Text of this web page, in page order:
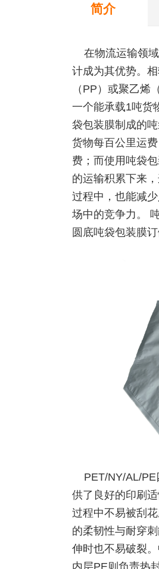
简介
在物流运输领域
计成为其优势。
（PP）或聚乙烯
一个能承载1吨货
袋包装膜制成的
货物每百公里运
费；而使用吨袋
的运输积累下来
过程中，也能减
场中的竞争力。
圆底吨袋包装膜
PET/NY/AL/PE
供了良好的印刷
过程中不易被刮
的柔韧性与耐穿
伸时也不易破裂
内层PE则负责热